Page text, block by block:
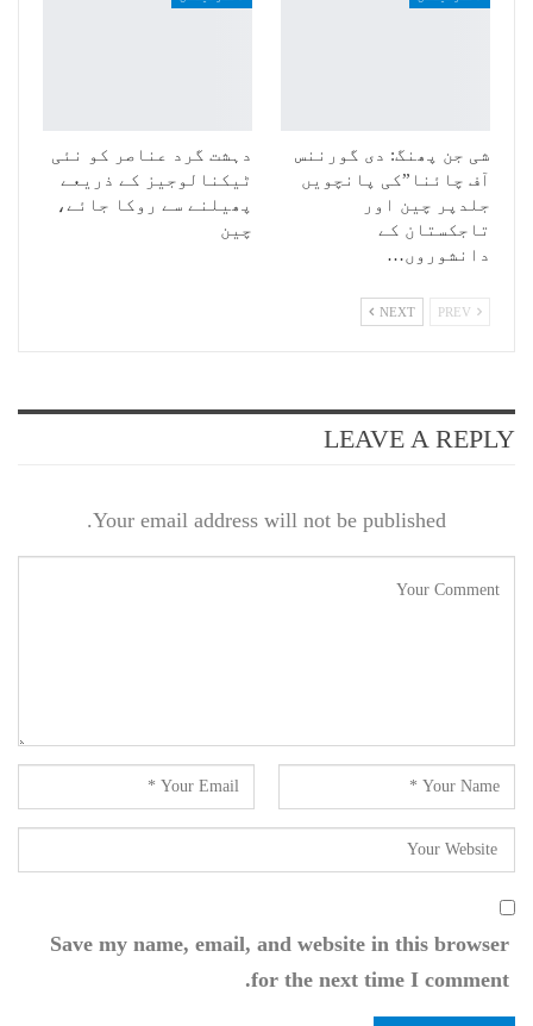
شی جن پھنگ: دی گورننس
آف چائنا”کی پانچویں
جلدپر چین اور
تاجکستان کے
دانشوروں…
دہشت گرد عناصر کو نئی
ٹیکنالوجیز کے ذریعے
پھیلنے سے روکا جائے،
چین
NEXT
LEAVE A REPLY
Your email address will not be published.
Save my name, email, and website in this browser
for the next time I comment.